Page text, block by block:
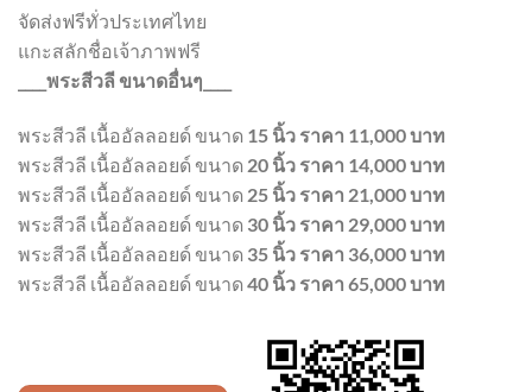
จัดส่งฟรีทั่วประเทศไทย
แกะสลักชื่อเจ้าภาพฟรี
____พระสีวลี ขนาดอื่นๆ____
พระสีวลี เนื้ออัลลอยด์ ขนาด 15 นิ้ว ราคา 11,000 บาท
พระสีวลี เนื้ออัลลอยด์ ขนาด 20 นิ้ว ราคา 14,000 บาท
พระสีวลี เนื้ออัลลอยด์ ขนาด 25 นิ้ว ราคา 21,000 บาท
พระสีวลี เนื้ออัลลอยด์ ขนาด 30 นิ้ว ราคา 29,000 บาท
พระสีวลี เนื้ออัลลอยด์ ขนาด 35 นิ้ว ราคา 36,000 บาท
พระสีวลี เนื้ออัลลอยด์ ขนาด 40 นิ้ว ราคา 65,000 บาท